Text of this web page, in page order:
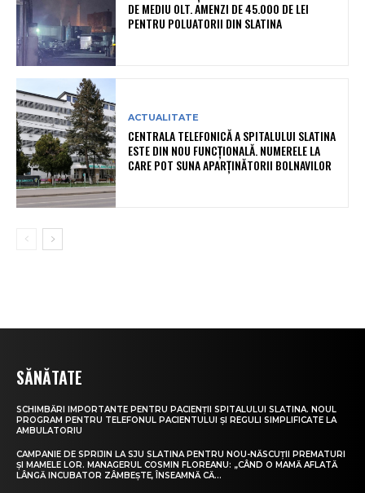
DE MEDIU OLT. AMENZI DE 45.000 DE LEI
PENTRU POLUATORII DIN SLATINA
ACTUALITATE
CENTRALA TELEFONICĂ A SPITALULUI SLATINA
ESTE DIN NOU FUNCȚIONALĂ. NUMERELE LA
CARE POT SUNA APARȚINĂTORII BOLNAVILOR
SĂNĂTATE
SCHIMBĂRI IMPORTANTE PENTRU PACIENȚII SPITALULUI SLATINA. NOUL
PROGRAM PENTRU TELEFONUL PACIENTULUI ȘI REGULI SIMPLIFICATE LA
AMBULATORIU
CAMPANIE DE SPRIJIN LA SJU SLATINA PENTRU NOU-NĂSCUȚII PREMATURI
ȘI MAMELE LOR. MANAGERUL COSMIN FLOREANU: „CÂND O MAMĂ AFLATĂ
LÂNGĂ INCUBATOR ZÂMBEȘTE, ÎNSEAMNĂ CĂ...